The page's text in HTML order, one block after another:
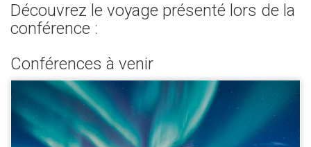
Découvrez le voyage présenté lors de la
conférence :
Conférences à venir